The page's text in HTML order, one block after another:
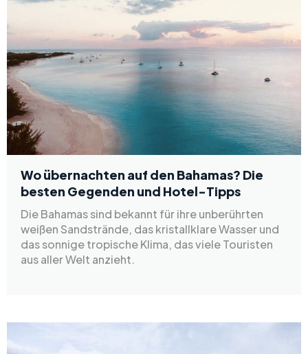
Wo übernachten auf den Bahamas? Die
besten Gegenden und Hotel-Tipps
Die Bahamas sind bekannt für ihre unberührten
weißen Sandstrände, das kristallklare Wasser und
das sonnige tropische Klima, das viele Touristen
aus aller Welt anzieht.